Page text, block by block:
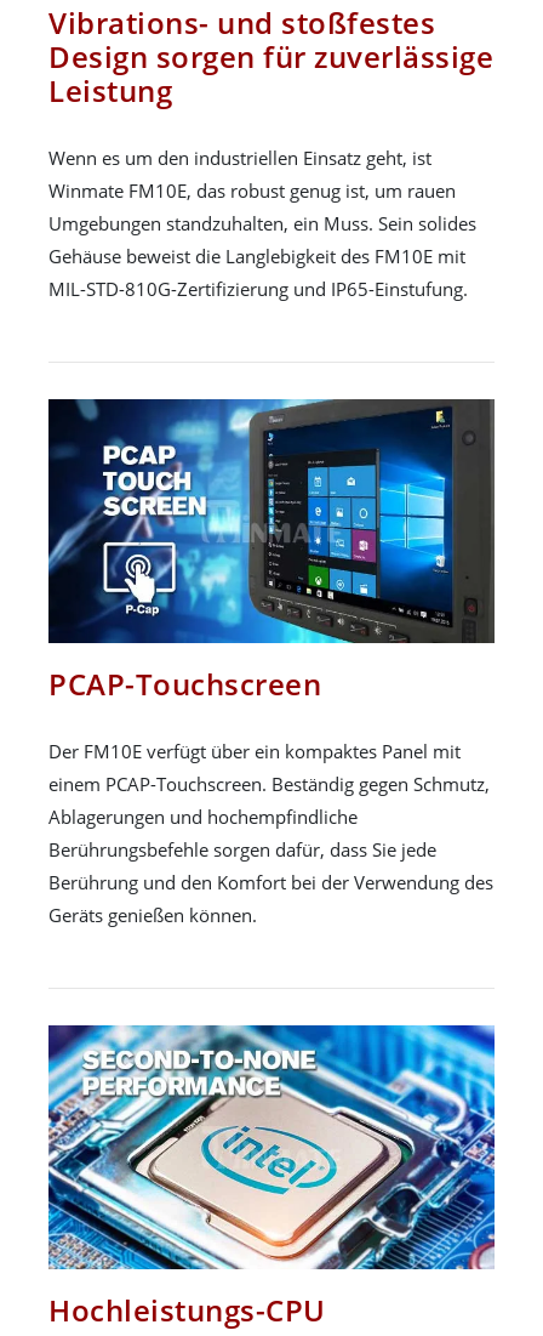
Vibrations- und stoßfestes
Design sorgen für zuverlässige
Leistung
Wenn es um den industriellen Einsatz geht, ist
Winmate FM10E, das robust genug ist, um rauen
Umgebungen standzuhalten, ein Muss. Sein solides
Gehäuse beweist die Langlebigkeit des FM10E mit
MIL-STD-810G-Zertifizierung und IP65-Einstufung.
PCAP-Touchscreen
Der FM10E verfügt über ein kompaktes Panel mit
einem PCAP-Touchscreen. Beständig gegen Schmutz,
Ablagerungen und hochempfindliche
Berührungsbefehle sorgen dafür, dass Sie jede
Berührung und den Komfort bei der Verwendung des
Geräts genießen können.
Hochleistungs-CPU